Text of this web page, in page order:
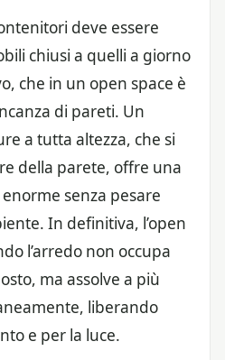
deve essere
chiusi a quelli a giorno
che in un open space è
di pareti. Un
a tutta altezza, che si
della parete, offre una
senza pesare
In definitiva, l’open
l’arredo non occupa
ma assolve a più
liberando
e per la luce.